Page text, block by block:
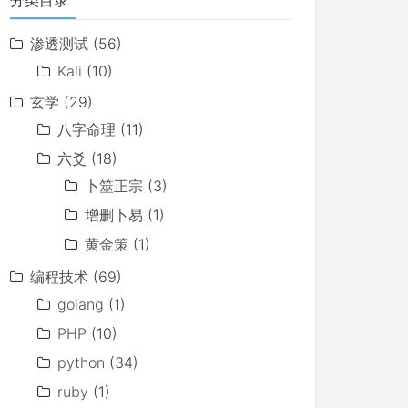
渗透测试 (56)
Kali (10)
玄学 (29)
八字命理 (11)
六爻 (18)
卜筮正宗 (3)
增删卜易 (1)
黄金策 (1)
编程技术 (69)
golang (1)
PHP (10)
python (34)
ruby (1)